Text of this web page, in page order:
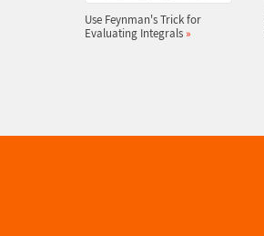
Use Feynman's Trick for
Evaluating Integrals »